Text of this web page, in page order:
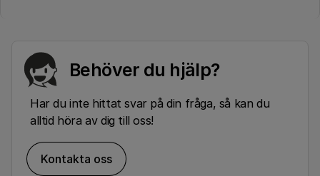
Behöver du hjälp?
Har du inte hittat svar på din fråga, så kan du
alltid höra av dig till oss!
Kontakta oss